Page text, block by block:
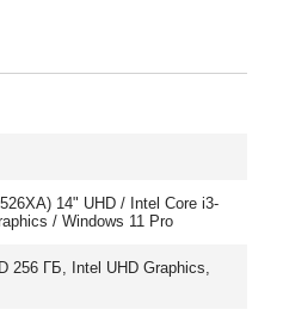
14" UHD / Intel Core i3-
/ Windows 11 Pro
256 ГБ, Intel UHD Graphics,